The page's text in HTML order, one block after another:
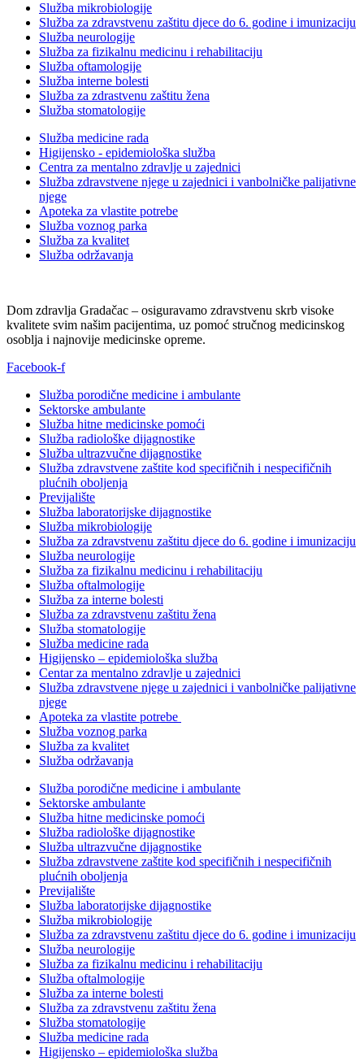
Služba mikrobiologije
Služba za zdravstvenu zaštitu djece do 6. godine i imunizaciju
Služba neurologije
Služba za fizikalnu medicinu i rehabilitaciju
Služba oftamologije
Služba interne bolesti
Služba za zdrastvenu zaštitu žena
Služba stomatologije
Služba medicine rada
Higijensko - epidemiološka služba
Centra za mentalno zdravlje u zajednici
Služba zdravstvene njege u zajednici i vanbolničke palijativne
njege
Apoteka za vlastite potrebe
Služba voznog parka
Služba za kvalitet
Služba održavanja
Dom zdravlja Gradačac – osiguravamo zdravstvenu skrb visoke
kvalitete svim našim pacijentima, uz pomoć stručnog medicinskog
osoblja i najnovije medicinske opreme.
Facebook-f
Služba porodične medicine i ambulante
Sektorske ambulante
Služba hitne medicinske pomoći
Služba radiološke dijagnostike
Služba ultrazvučne dijagnostike
Služba zdravstvene zaštite kod specifičnih i nespecifičnih
plućnih oboljenja
Previjalište
Služba laboratorijske dijagnostike
Služba mikrobiologije
Služba za zdravstvenu zaštitu djece do 6. godine i imunizaciju
Služba neurologije
Služba za fizikalnu medicinu i rehabilitaciju
Služba oftalmologije
Služba za interne bolesti
Služba za zdravstvenu zaštitu žena
Služba stomatologije
Služba medicine rada
Higijensko – epidemiološka služba
Centar za mentalno zdravlje u zajednici
Služba zdravstvene njege u zajednici i vanbolničke palijativne
njege
Apoteka za vlastite potrebe
Služba voznog parka
Služba za kvalitet
Služba održavanja
Služba porodične medicine i ambulante
Sektorske ambulante
Služba hitne medicinske pomoći
Služba radiološke dijagnostike
Služba ultrazvučne dijagnostike
Služba zdravstvene zaštite kod specifičnih i nespecifičnih
plućnih oboljenja
Previjalište
Služba laboratorijske dijagnostike
Služba mikrobiologije
Služba za zdravstvenu zaštitu djece do 6. godine i imunizaciju
Služba neurologije
Služba za fizikalnu medicinu i rehabilitaciju
Služba oftalmologije
Služba za interne bolesti
Služba za zdravstvenu zaštitu žena
Služba stomatologije
Služba medicine rada
Higijensko – epidemiološka služba